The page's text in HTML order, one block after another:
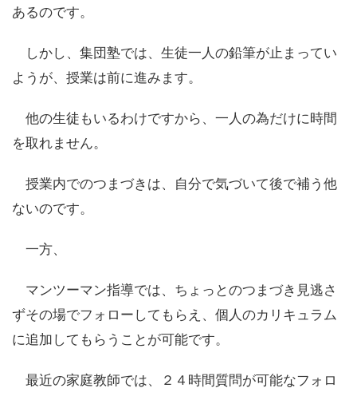
あるのです。
しかし、集団塾では、生徒一人の鉛筆が止まってい
ようが、授業は前に進みます。
他の生徒もいるわけですから、一人の為だけに時間
を取れません。
授業内でのつまづきは、自分で気づいて後で補う他
ないのです。
一方、
マンツーマン指導では、ちょっとのつまづき見逃さ
ずその場でフォローしてもらえ、個人のカリキュラム
に追加してもらうことが可能です。
最近の家庭教師では、２４時間質問が可能なフォロ